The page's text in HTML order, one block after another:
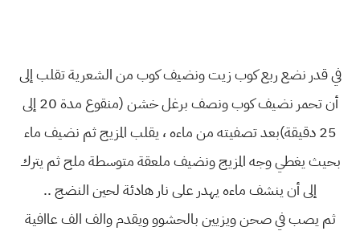
في قدر نضع ربع كوب زيت ونضيف كوب من الشعرية تقلب إلى
أن تحمر نضيف كوب ونصف برغل خشن (منقوع مدة 20 إلى
25 دقيقة)بعد تصفيته من ماءه ، يقلب المزيج ثم نضيف ماء
بحيث يغطي وجه المزيج ونضيف ملعقة متوسطة ملح ثم يترك
إلى أن ينشف ماءه يهدر على نار هادئة لحين النضج ..
ثم يصب في صحن ويزيين بالحشوو ويقدم والف الف عاافية